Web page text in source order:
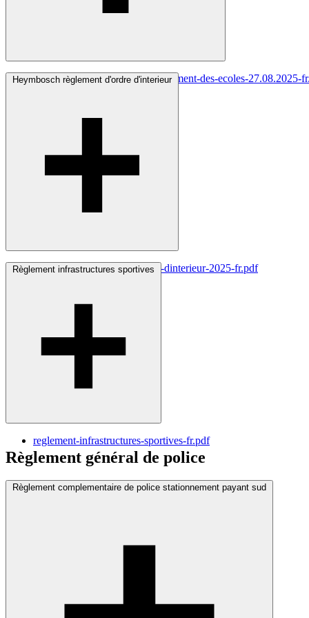
enseignement-francophone-reglement-des-ecoles-27.08.2025-
Heymbosch règlement d'ordre d'interieur
heymbosch-reglement-dordre-dinterieur-2025-fr.pdf
Règlement infrastructures sportives
reglement-infrastructures-sportives-fr.pdf
Règlement général de police
Règlement complementaire de police stationnement payant sud